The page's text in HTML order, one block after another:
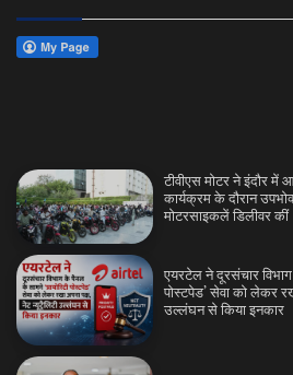
टीवीएस मोटर ने इंदौर में
कार्यक्रम के दौरान
मोटरसाइकलें डिलीवर कीं
एयरटेल ने दूरसंचार
पोस्टपेड’ सेवा को लेकर
उल्लंघन से किया इनकार